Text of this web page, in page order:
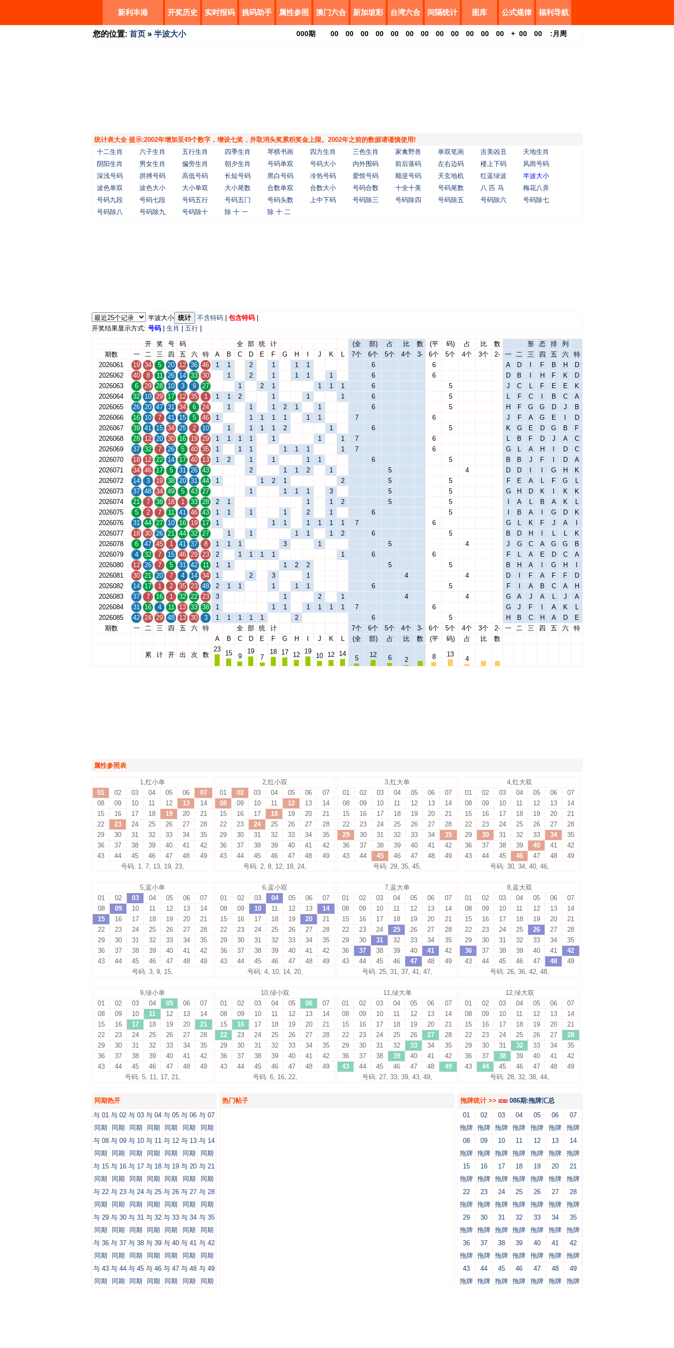
新利丰港 开奖历史 实时报码 挑码助手 属性参照 澳门六合 新加坡彩 台湾六合 间隔统计 图库 公式规律 福利导航
您的位置: 首页 » 半波大小 000期 00 00 00 00 00 00 00 00 00 00 00 00 + 00 00 : 月 周
统计表大全 提示:2002年增加至49个数字，增设七奖，并取消头奖累积奖金上限。2002年之前的数据请谨慎使用!
十二生肖
六子生肖 五行生肖 四季生肖 琴棋书画 四方生肖 三色生肖 家禽野兽 单双笔画 吉美凶丑
天地生肖
阴阳生肖
男女生肖 偏旁生肖 朝夕生肖 号码单双 号码大小 内外围码 前后落码 左右边码 楼上下码
风雨号码
深浅号码
拼搏号码 高低号码 长短号码 黑白号码 冷热号码 爱恨号码 顺逆号码 天玄地机 红蓝绿波
半波大小
波色单双
波色大小 大小单双 大小尾数 合数单双 合数大小 号码合数 十全十美 号码尾数 八 匹 马
梅花八弄
号码九段
号码七段 号码五行 号码五门 号码头数 上中下码 号码除三 号码除四 号码除五 号码除六
号码除七
号码除八
号码除九 号码除十 除 十 一 除 十 二
半波大小 统计 不含特码 包含特码
开奖结果显示方式: 号码 生肖 五行
开 奖 号 码 全 部 统 计 (全 部) 占 比 数 (平 码) 占 比 数 形 态 排
列
期数
一 二 三 四 五 六 特 A B C D E F G H J K L 7个 6个 5个 4个 3- 6个 5个 4个 3个 2- 一 二 三 四 五 六
特
2026061
19 34 5 20 12 36 46 1 1 2 1 1 1 6 6 A D F B H
D
2026062
40 8 11 26 14 33 30 1 2 1 1 1 1 6 6 D B H F K
D
2026063
6 29 28 10 3 9 27 1 2 1 1 1 1 6 5 J C L F E E
K
2026064
32 10 29 17 12 35 1 1 1 2 1 1 1 6 5 L F C B C
A
2026065
26 20 47 31 34 6 24 1 1 1 2 1 1 6 5 H F G G D J
B
2026066
16 10 7 41 15 5 46 1 1 1 1 1 1 1 7 6 J F A G E
D
2026067
39 41 15 34 25 2 10 1 1 1 1 2 1 6 5 K G E D G B
F
2026068
28 12 20 30 16 19 29 1 1 1 1 1 1 1 7 6 L B F D J A
C
2026069
37 32 7 26 5 40 35 1 1 1 1 1 1 1 7 6 G L A H D
C
2026070
18 12 22 14 17 40 13 1 2 1 1 1 1 6 5 B B J F D
A
2026071
34 46 17 5 31 26 43 2 1 1 2 1 5 4 D D G H
K
2026072
14 3 19 38 20 31 44 1 1 2 1 2 5 5 F E A L F G
L
2026073
37 48 34 49 5 43 27 1 1 1 1 3 5 5 G H D K K
K
2026074
21 7 38 18 1 33 28 2 1 1 1 2 5 5 A L B A K
L
2026075
5 2 7 11 41 46 43 1 1 1 1 2 1 6 5 B A G D
K
2026076
31 44 27 10 16 19 17 1 1 1 1 1 1 1 7 6 G L K F J A
2026077
18 30 26 21 44 32 27 1 1 1 1 1 2 6 5 B D H L L
K
2026078
6 47 45 1 41 37 8 1 1 1 3 1 5 4 J G C A G G
B
2026079
4 32 7 15 46 29 23 2 1 1 1 1 1 6 6 F L A E D C
A
2026080
12 26 7 5 31 42 11 1 1 1 2 2 5 5 B H A G H
2026081
30 21 20 7 4 14 34 1 2 3 1 4 4 D F A F F
D
2026082
14 17 1 2 35 23 48 2 1 1 1 1 1 6 5 F A B C A
H
2026083
37 7 16 1 32 22 23 3 1 2 1 4 4 G A J A L J
A
2026084
31 16 4 11 13 33 38 1 1 1 1 1 1 1 7 6 G J F A K
L
2026085
42 24 29 48 13 30 3 1 1 1 1 1 2 6 5 H B C H A D
E
期数
一 二 三 四 五 六 特 全 部 统 计 7个 6个 5个 4个 3- 6个 5个 4个 3个 2- 一 二 三 四 五 六
特
A
B C D E F G H J K L (全 部) 占 比 数 (平 码) 占 比 数
累 计 开 出 次 数
23
15 9
19
7
18 17 12 19
10 12 14
5 12 6 2 8 13
4
属性参照表
1,红小单
01
02 03 04 05 06
07
08
09 10 11 12 13
14
15
16 17 18 19 20
21
22
23 24 25 26 27
28
29
30 31 32 33 34
35
36
37 38 39 40 41
42
43
44 45 46 47 48
49
号码: 1, 7, 13, 19, 23,
2,红小双
01
02 03 04 05 06
07
08
09 10 11 12 13
14
15
16 17 18 19 20
21
22
23 24 25 26 27
28
29
30 31 32 33 34
35
36
37 38 39 40 41
42
43
44 45 46 47 48
49
号码: 2, 8, 12, 18, 24,
3,红大单
01
02 03 04 05 06
07
08
09 10 11 12 13
14
15
16 17 18 19 20
21
22
23 24 25 26 27
28
29
30 31 32 33 34
35
36
37 38 39 40 41
42
43
44 45 46 47 48
49
号码: 29, 35, 45,
4,红大双
01
02 03 04 05 06
07
08
09 10 11 12 13
14
15
16 17 18 19 20
21
22
23 24 25 26 27
28
29
30 31 32 33 34
35
36
37 38 39 40 41
42
43
44 45 46 47 48
49
号码: 30, 34, 40, 46,
5,蓝小单
01
02 03 04 05 06
07
08
09 10 11 12 13
14
15
16 17 18 19 20
21
22
23 24 25 26 27
28
29
30 31 32 33 34
35
36
37 38 39 40 41
42
43
44 45 46 47 48
49
号码: 3, 9, 15,
6,蓝小双
01
02 03 04 05 06
07
08
09 10 11 12 13
14
15
16 17 18 19 20
21
22
23 24 25 26 27
28
29
30 31 32 33 34
35
36
37 38 39 40 41
42
43
44 45 46 47 48
49
号码: 4, 10, 14, 20,
7,蓝大单
01
02 03 04 05 06
07
08
09 10 11 12 13
14
15
16 17 18 19 20
21
22
23 24 25 26 27
28
29
30 31 32 33 34
35
36
37 38 39 40 41
42
43
44 45 46 47 48
49
号码: 25, 31, 37, 41, 47,
8,蓝大双
01
02 03 04 05 06
07
08
09 10 11 12 13
14
15
16 17 18 19 20
21
22
23 24 25 26 27
28
29
30 31 32 33 34
35
36
37 38 39 40 41
42
43
44 45 46 47 48
49
号码: 26, 36, 42, 48,
9,绿小单
01
02 03 04 05 06
07
08
09 10 11 12 13
14
15
16 17 18 19 20
21
22
23 24 25 26 27
28
29
30 31 32 33 34
35
36
37 38 39 40 41
42
43
44 45 46 47 48
49
号码: 5, 11, 17, 21,
10,绿小双
01
02 03 04 05 06
07
08
09 10 11 12 13
14
15
16 17 18 19 20
21
22
23 24 25 26 27
28
29
30 31 32 33 34
35
36
37 38 39 40 41
42
43
44 45 46 47 48
49
号码: 6, 16, 22,
11,绿大单
01
02 03 04 05 06
07
08
09 10 11 12 13
14
15
16 17 18 19 20
21
22
23 24 25 26 27
28
29
30 31 32 33 34
35
36
37 38 39 40 41
42
43
44 45 46 47 48
49
号码: 27, 33, 39, 43, 49,
12,绿大双
01
02 03 04 05 06
07
08
09 10 11 12 13
14
15
16 17 18 19 20
21
22
23 24 25 26 27
28
29
30 31 32 33 34
35
36
37 38 39 40 41
42
43
44 45 46 47 48
49
号码: 28, 32, 38, 44,
同期热开
与 01
同期
与 02
同期
与 03
同期
与 04
同期
与 05
同期
与 06
同期
与 07
同期
与 08
同期
与 09
同期
与 10
同期
与 11
同期
与 12
同期
与 13
同期
与 14
同期
与 15
同期
与 16
同期
与 17
同期
与 18
同期
与 19
同期
与 20
同期
与 21
同期
与 22
同期
与 23
同期
与 24
同期
与 25
同期
与 26
同期
与 27
同期
与 28
同期
与 29
同期
与 30
同期
与 31
同期
与 32
同期
与 33
同期
与 34
同期
与 35
同期
与 36
同期
与 37
同期
与 38
同期
与 39
同期
与 40
同期
与 41
同期
与 42
同期
与 43
同期
与 44
同期
与 45
同期
与 46
同期
与 47
同期
与 48
同期
与 49
同期
热门帖子 拖牌统计 >>
086期:拖牌汇总
01
拖牌
02
拖牌
03
拖牌
04
拖牌
05
拖牌
06
拖牌
07
拖牌
08
拖牌
09
拖牌
10
拖牌
11
拖牌
12
拖牌
13
拖牌
14
拖牌
15
拖牌
16
拖牌
17
拖牌
18
拖牌
19
拖牌
20
拖牌
21
拖牌
22
拖牌
23
拖牌
24
拖牌
25
拖牌
26
拖牌
27
拖牌
28
拖牌
29
拖牌
30
拖牌
31
拖牌
32
拖牌
33
拖牌
34
拖牌
35
拖牌
36
拖牌
37
拖牌
38
拖牌
39
拖牌
40
拖牌
41
拖牌
42
拖牌
43
拖牌
44
拖牌
45
拖牌
46
拖牌
47
拖牌
48
拖牌
49
拖牌